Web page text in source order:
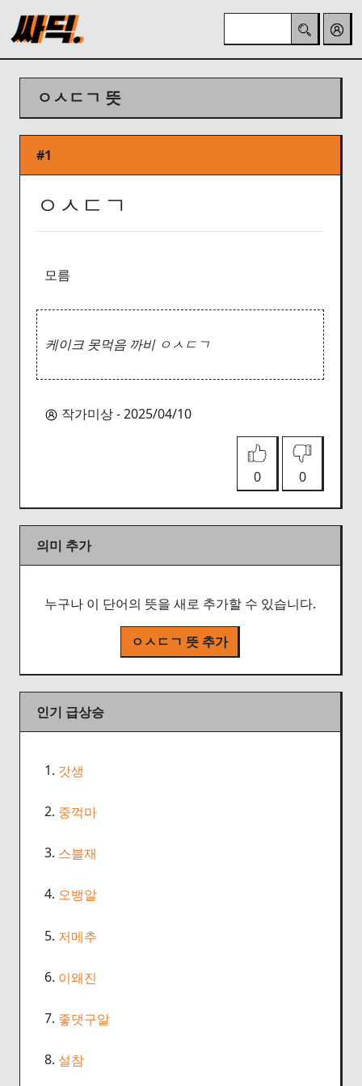
ㅇㅅㄷㄱ 뜻
#1
ㅇㅅㄷㄱ
모름
케이크 못먹음 까비 ㅇㅅㄷㄱ
작가미상 - 2025/04/10
0 0
의미 추가
누구나 이 단어의 뜻을 새로 추가할 수 있습니다.
ㅇㅅㄷㄱ 뜻 추가
인기 급상승
1. 갓생
2. 중꺽마
3. 스블재
4. 오뱅알
5. 저메추
6. 이왜진
7. 좋댓구알
8. 설참